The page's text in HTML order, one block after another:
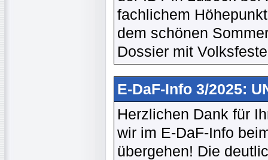
fachlichem
dem schönen
Dossier mit
E-DaF-Info 3/2025:
Herzlichen Dank für
wir im E-DaF-Info
übergehen! Die